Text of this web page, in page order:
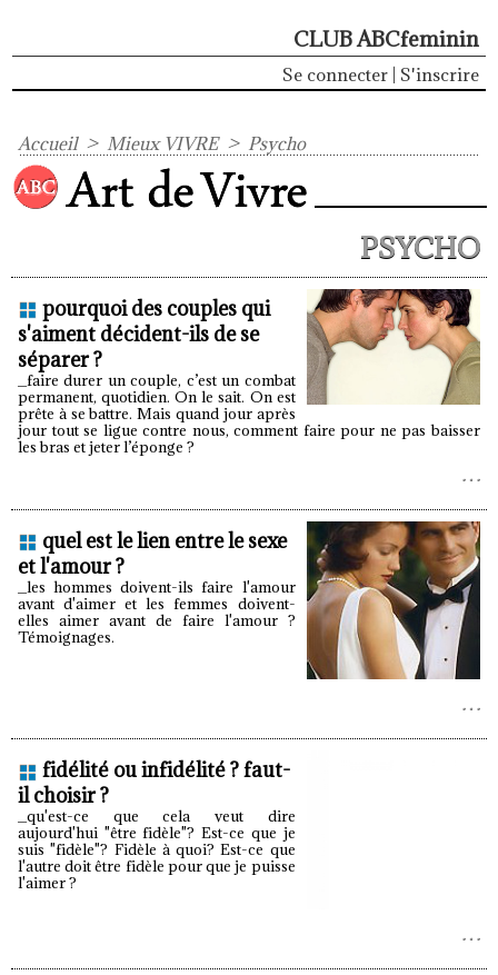
CLUB ABCfeminin
Se connecter S'inscrire
Accueil > Mieux VIVRE > Psycho
PSYCHO
pourquoi des couples qui
s'aiment décident-ils de se
séparer ?
_faire durer un couple, c’est un combat
permanent, quotidien. On le sait. On est
prête à se battre. Mais quand jour après
jour tout se ligue contre nous, comment faire pour ne pas baisser
les bras et jeter l’éponge ?
quel est le lien entre le sexe
et l'amour ?
_les hommes doivent-ils faire l'amour
avant d'aimer et les femmes doivent-
elles aimer avant de faire l'amour ?
Témoignages.
fidélité ou infidélité ? faut-
il choisir ?
_qu'est-ce que cela veut dire
aujourd'hui "être fidèle"? Est-ce que je
suis "fidèle"? Fidèle à quoi? Est-ce que
l'autre doit être fidèle pour que je puisse
l'aimer ?